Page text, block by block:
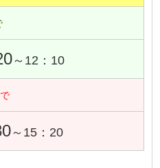
～12：10
～15：20